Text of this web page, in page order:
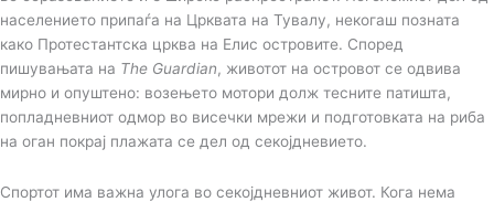
населението припаѓа на Црквата на Тувалу, некогаш позната
како Протестантска црква на Елис островите. Според
пишувањата на The Guardian, животот на островот се одвива
мирно и опуштено: возењето мотори долж тесните патишта,
попладневниот одмор во висечки мрежи и подготовката на риба
на оган покрај плажата се дел од секојдневието.
Спортот има важна улога во секојдневниот живот. Кога нема